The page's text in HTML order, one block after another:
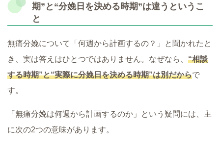
期”と“分娩日を決める時期”は違うというこ
と
無痛分娩について「何週から計画するの？」と聞かれたと
き、実は答えはひとつではありません。なぜなら、 “相談
する時期”と“実際に分娩日を決める時期”は別だからで
す。
「無痛分娩は何週から計画するのか」という疑問には、主
に次の2つの意味があります。